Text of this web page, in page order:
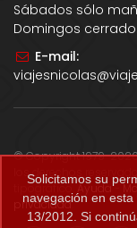
Sábados sólo
Domingos cerrado.
E-mail:
© Copyright 1979-
los derechos
tipográfico.Ayuda -
privacidad.
Solicitamos su
navegación en
13/2012. Si